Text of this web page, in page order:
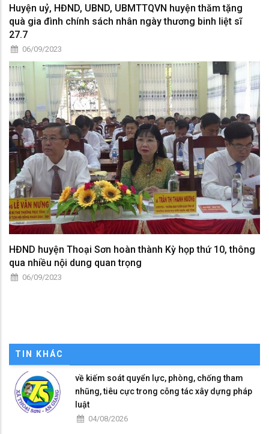
Huyện uỷ, HĐND, UBND, UBMTTQVN huyện thăm tặng
quà gia đình chính sách nhân ngày thương binh liệt sĩ
27.7
06/09/2023
HĐND huyện Thoại Sơn hoàn thành Kỳ họp thứ 10, thông
qua nhiều nội dung quan trọng
06/09/2023
TIN KHÁC
về kiếm soát quyển lực, phòng, chống tham
nhũng, tiêu cực trong cỗng tác xây dựng pháp
luật
04/08/2026